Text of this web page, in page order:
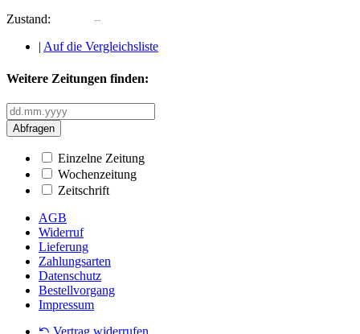
Zustand:
| Auf die Vergleichsliste
Weitere Zeitungen finden:
Abfragen
Einzelne Zeitung
Wochenzeitung
Zeitschrift
AGB
Widerruf
Lieferung
Zahlungsarten
Datenschutz
Bestellvorgang
Impressum
Vertrag widerrufen